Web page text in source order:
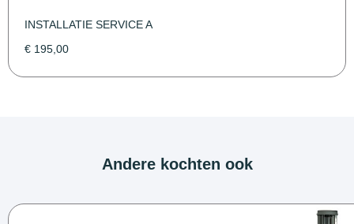
INSTALLATIE SERVICE A
€ 195,00
Andere kochten ook